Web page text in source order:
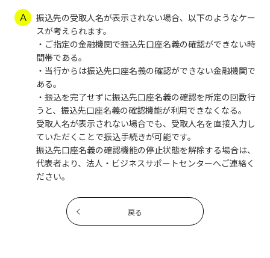
振込先の受取人名が表示されない場合、以下のようなケー
スが考えられます。
・ご指定の金融機関で振込先口座名義の確認ができない時
間帯である。
・当行からは振込先口座名義の確認ができない金融機関で
ある。
・振込を完了せずに振込先口座名義の確認を所定の回数行
うと、振込先口座名義の確認機能が利用できなくなる。
受取人名が表示されない場合でも、受取人名を直接入力し
ていただくことで振込手続きが可能です。
振込先口座名義の確認機能の停止状態を解除する場合は、
代表者より、法人・ビジネスサポートセンターへご連絡く
ださい。
戻る